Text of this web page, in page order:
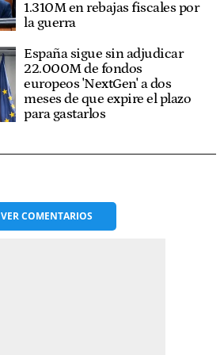
1.310M en rebajas fiscales por
la guerra
España sigue sin adjudicar
22.000M de fondos
europeos 'NextGen' a dos
meses de que expire el plazo
para gastarlos
VERCOMENTARIOS